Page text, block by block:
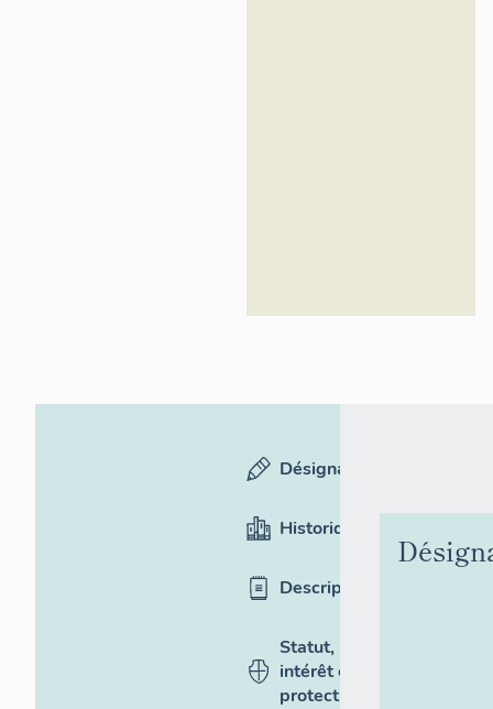
Désignation
Historique
Description
Statut,
intérêt et
protection